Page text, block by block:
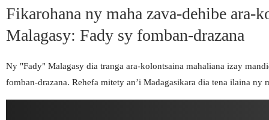
Fikarohana ny maha zava-dehibe ara-
Malagasy: Fady sy fomban-drazana
Ny "Fady" Malagasy dia tranga ara-kolontsaina mahaliana izay
fomban-drazana. Rehefa mitety an’i Madagasikara dia tena ilaina ny